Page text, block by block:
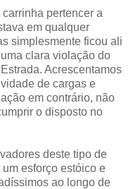
pertencer a
em qualquer
simplesmente ficou ali
clara violação do
Acrescentamos
de cargas e
em contrário, não
o disposto no
deste tipo de
esforço estóico e
ao longo de